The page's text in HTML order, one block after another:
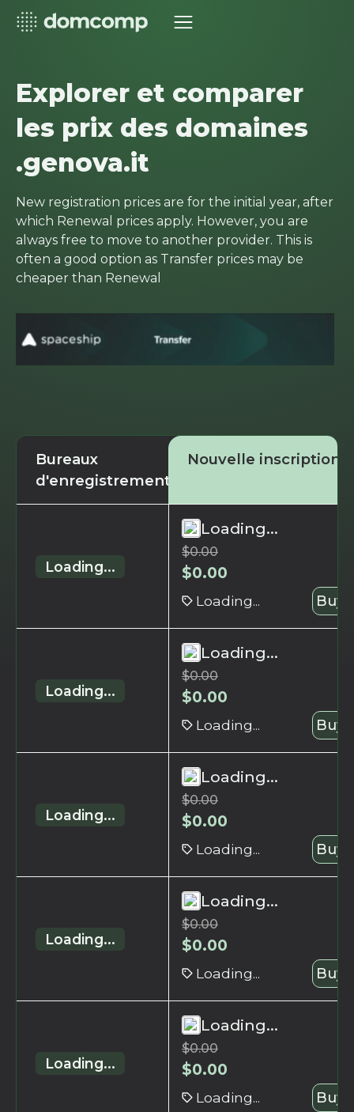
Explorer et comparer
les prix des domaines
.genova.it
New registration prices are for the initial year, after
which Renewal prices apply. However, you are
always free to move to another provider. This is
often a good option as Transfer prices may be
cheaper than Renewal
Bureaux
d'enregistrement
Nouvelle inscription
Loading...
Loading...
$0.00
$0.00
Loading... Buy
Loading...
Loading...
$0.00
$0.00
Loading... Buy
Loading...
Loading...
$0.00
$0.00
Loading... Buy
Loading...
Loading...
$0.00
$0.00
Loading... Buy
Loading...
Loading...
$0.00
$0.00
Loading... Buy